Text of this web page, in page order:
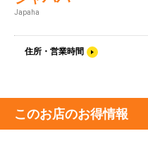
Japaha
住所・営業時間
このお店のお得情報